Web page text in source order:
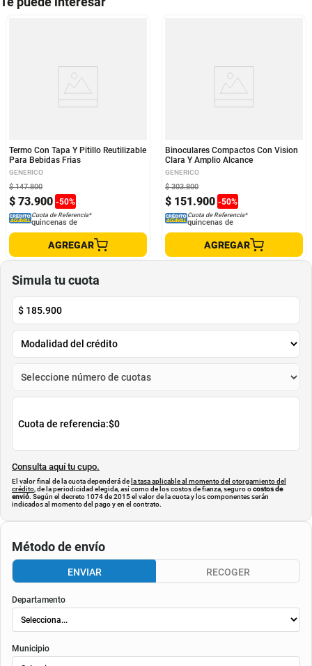
Termo Con Tapa Y Pitillo Reutilizable
Para Bebidas Frias
GENERICO
$ 73.900 -50%
$ 147.800
Cuota de Referencia*
quincenas de
AGREGAR
Binoculares Compactos Con Vision
Clara Y Amplio Alcance
GENERICO
$ 151.900 -50%
$ 303.800
Cuota de Referencia*
quincenas de
AGREGAR
Simula tu cuota
$ 185.900
Cuota de referencia:$0
Consulta aquí tu cupo.
El valor final de la cuota dependerá de la tasa aplicable al momento del otorgamiento del
crédito , de la periodicidad elegida, así como de los costos de fianza, seguro ocostos de
envió. Según el decreto 1074 de 2015 el valor de la cuota y los componentes serán
indicados al momento del pago y en el contrato.
Método de envío
ENVIAR RECOGER
Departamento
Municipio